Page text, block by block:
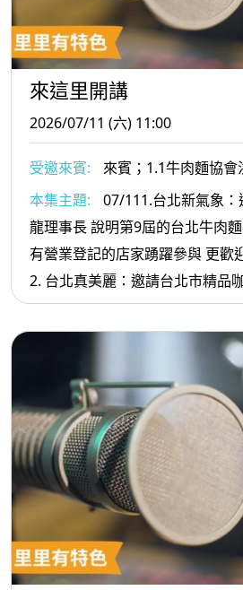
來這里開講
2026/07/11 (六) 11:00
受邀來賓:
來賓；1.1牛肉麵協會
市精品咖啡商業發展協會張文蔚
本集主題:
07/111.台北新氣象
龍理事長 說明第9屆的台北牛肉
有營業登記的店家踴躍參與 更歡
2. 台北真美麗：邀請台北市精品
文蔚理事長說明08/07.08.09將在
一屆金北獎咖啡大賽及研討會 歡